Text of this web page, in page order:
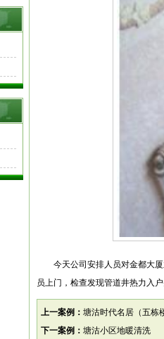
今天公司安排人员对金都大厦
员上门，检查发现管道井热力入
上一案例： 塘沽时代名居（五栋
下一案例： 塘沽小区地暖清洗